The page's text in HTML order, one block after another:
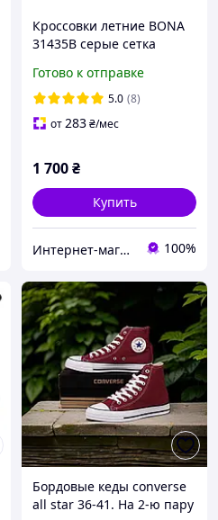
Кроссовки летние BONA
31435B серые сетка
Готово к отправке
5.0 (8)
от283₴/мес
1 700₴
Купить
Интернет-магазин "Престиж" 100%
Бордовые кеды converse
all star 36-41. На 2-ю пару